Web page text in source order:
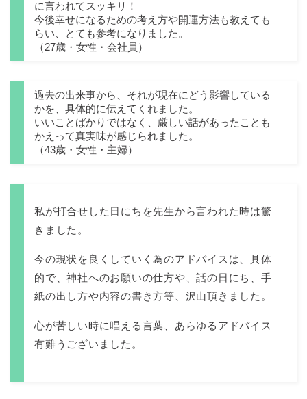
に言われてスッキリ！
今後幸せになるための考え方や開運方法も教えても
らい、とても参考になりました。
（27歳・女性・会社員）
過去の出来事から、それが現在にどう影響している
かを、具体的に伝えてくれました。
いいことばかりではなく、厳しい話があったことも
かえって真実味が感じられました。
（43歳・女性・主婦）
私が打合せした日にちを先生から言われた時は驚
きました。
今の現状を良くしていく為のアドバイスは、具体
的で、神社へのお願いの仕方や、話の日にち、手
紙の出し方や内容の書き方等、沢山頂きました。
心が苦しい時に唱える言葉、あらゆるアドバイス
有難うございました。